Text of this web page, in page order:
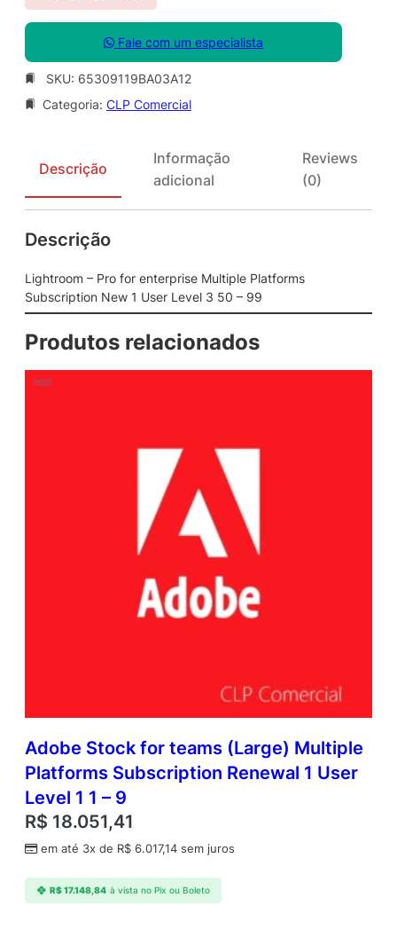
Fale com um especialista
SKU: 65309119BA03A12
Categoria: CLP Comercial
Descrição
Informação
adicional
Reviews
(0)
Descrição
Lightroom – Pro for enterprise Multiple Platforms
Subscription New 1 User Level 3 50 – 99
Produtos relacionados
Adobe Stock for teams (Large) Multiple
Platforms Subscription Renewal 1 User
Level 1 1 – 9
R$ 18.051,41
em até 3x de R$ 6.017,14 sem juros
R$17.148,84 à vista no Pix ou Boleto